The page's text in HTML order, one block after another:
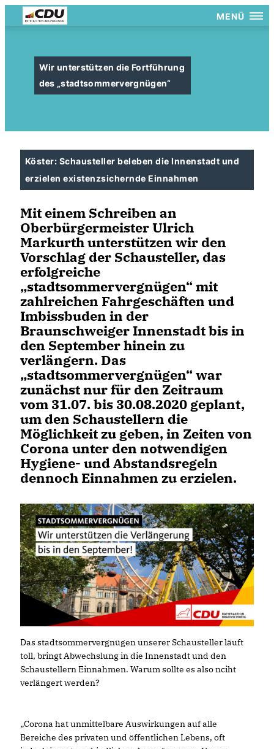
MENÜ
Wir unterstützen die Fortführung
des „stadtsommervergnügen“
Köster: Schausteller beleben die Innenstadt und
erzielen existenzsichernde Einnahmen
Mit einem Schreiben an
Oberbürgermeister Ulrich
Markurth unterstützen wir den
Vorschlag der Schausteller, das
erfolgreiche
stadtsommervergnügen“ mit
zahlreichen Fahrgeschäften und
Imbissbuden in der
Braunschweiger Innenstadt bis in
den September hinein zu
verlängern. Das
stadtsommervergnügen“ war
zunächst nur für den Zeitraum
vom 31.07. bis 30.08.2020 geplant,
um den Schaustellern die
Möglichkeit zu geben, in Zeiten von
Corona unter den notwendigen
Hygiene- und Abstandsregeln
dennoch Einnahmen zu erzielen.
Das stadtsommervergnügen unserer Schausteller läuft
toll, bringt Abwechslung in die Innenstadt und den
Schaustellern Einnahmen. Warum sollte es also nciht
verlängert werden?
Corona hat unmittelbare Auswirkungen auf alle
Bereiche des privaten und öffentlichen Lebens, oft